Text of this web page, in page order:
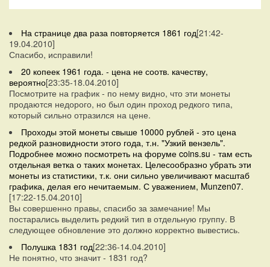
На странице два раза повторяется 1861 год[21:42-
19.04.2010]
Спасибо, исправили!
20 копеек 1961 года. - цена не соотв. качеству,
вероятно[23:35-18.04.2010]
Посмотрите на график - по нему видно, что эти монеты
продаются недорого, но был один проход редкого типа,
который сильно отразился на цене.
Проходы этой монеты свыше 10000 рублей - это цена
редкой разновидности этого года, т.н. "Узкий вензель".
Подробнее можно посмотреть на форуме coins.su - там есть
отдельная ветка о таких монетах. Целесообразно убрать эти
монеты из статистики, т.к. они сильно увеличивают масштаб
графика, делая его нечитаемым. С уважением, Munzen07.
[17:22-15.04.2010]
Вы совершенно правы, спасибо за замечание! Мы
постарались выделить редкий тип в отдельную группу. В
следующее обновление это должно корректно вывестись.
Полушка 1831 год[22:36-14.04.2010]
Не понятно, что значит - 1831 год?